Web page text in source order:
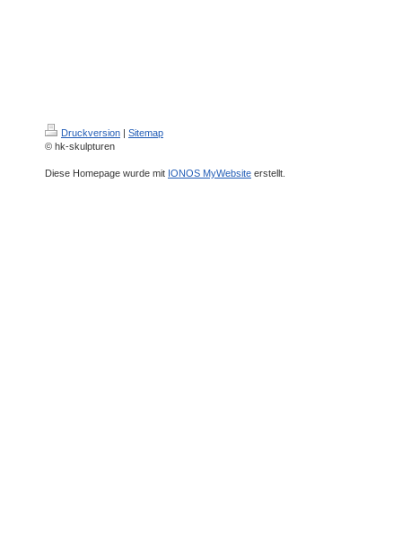
Druckversion | Sitemap
© hk-skulpturen
Diese Homepage wurde mit IONOS MyWebsite erstellt.